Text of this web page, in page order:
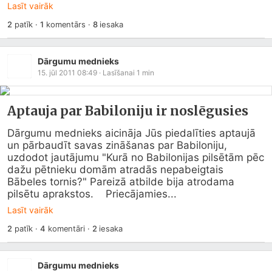
Lasīt vairāk
2 patīk ·1 komentārs · 8iesaka
Dārgumu mednieks
15. jūl 2011 08:49 · Lasīšanai 1 min
Aptauja par Babiloniju ir noslēgusies
Dārgumu mednieks aicināja Jūs piedalīties aptaujā
un pārbaudīt savas zināšanas par Babiloniju,
uzdodot jautājumu "Kurā no Babilonijas pilsētām pēc
dažu pētnieku domām atradās nepabeigtais
Bābeles tornis?" Pareizā atbilde bija atrodama
pilsētu aprakstos.    Priecājamies...
Lasīt vairāk
2 patīk ·4 komentāri · 2 iesaka
Dārgumu mednieks